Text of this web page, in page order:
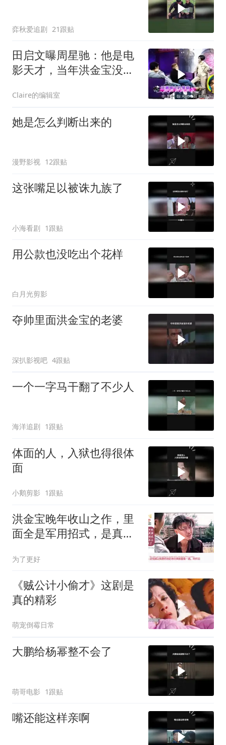
弈秋爱追剧 21跟贴
田启文曝周星驰：他是电
影天才，当年洪金宝没跟
Claire的编辑室
她是怎么判断出来的
漫野影视 12跟贴
这张嘴足以被诛九族了
小海看剧 1跟贴
用公款也没吃出个花样
白月光剪影
夺帅里面洪金宝的老婆
深扒影视吧 4跟贴
一个一字马干翻了不少人
海洋追剧 1跟贴
体面的人，入狱也得很体
面
小鹅剪影 1跟贴
洪金宝晚年收山之作，里
面全是军用招式，是真正
为了更好
《贼公计小偷才》这剧是
真的精彩
萌宠倒霉日常
大鹏给杨幂整不会了
萌哥电影 1跟贴
嘴还能这样亲啊